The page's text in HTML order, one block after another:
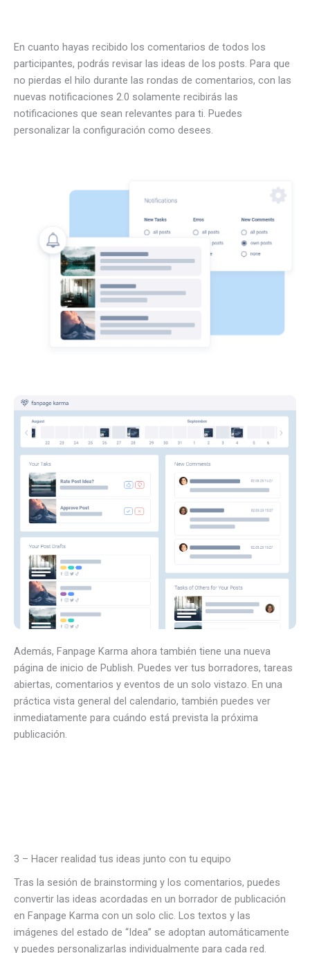
En cuanto hayas recibido los comentarios de todos los
participantes, podrás revisar las ideas de los posts. Para que
no pierdas el hilo durante las rondas de comentarios, con las
nuevas notificaciones 2.0 solamente recibirás las
notificaciones que sean relevantes para ti. Puedes
personalizar la configuración como desees.
Además, Fanpage Karma ahora también tiene una nueva
página de inicio de Publish. Puedes ver tus borradores, tareas
abiertas, comentarios y eventos de un solo vistazo. En una
práctica vista general del calendario, también puedes ver
inmediatamente para cuándo está prevista la próxima
publicación.
3 – Hacer realidad tus ideas junto con tu equipo
Tras la sesión de brainstorming y los comentarios, puedes
convertir las ideas acordadas en un borrador de publicación
en Fanpage Karma con un solo clic. Los textos y las
imágenes del estado de “Idea” se adoptan automáticamente
y puedes personalizarlas individualmente para cada red.